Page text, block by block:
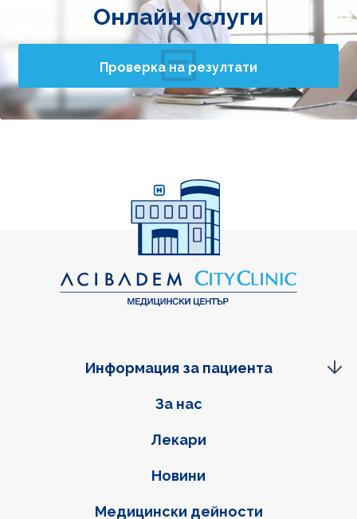
Онлайн услуги
Проверка на резултати
Фуутер навигация
За нас
Лекари
Новини
Медицински дейности
Информация за пациента